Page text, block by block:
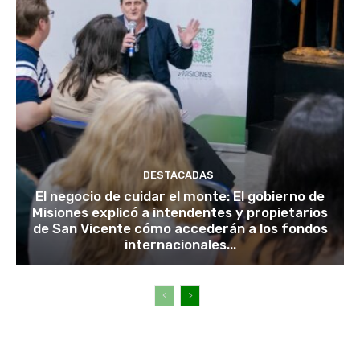
DESTACADAS
El negocio de cuidar el monte: El gobierno de
Misiones explicó a intendentes y propietarios
de San Vicente cómo accederán a los fondos
internacionales...